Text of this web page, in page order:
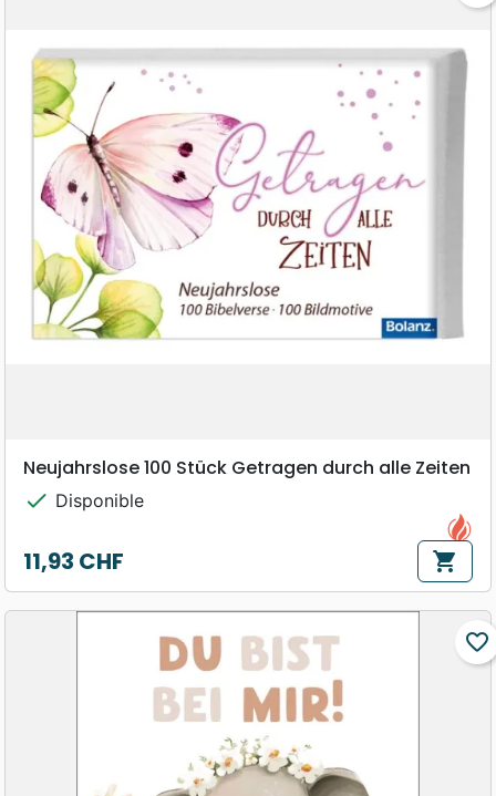
Neujahrslose 100 Stück Getragen durch alle Zeiten
check Disponible
Prix
11,93 CHF shopping_cart
favorite_border